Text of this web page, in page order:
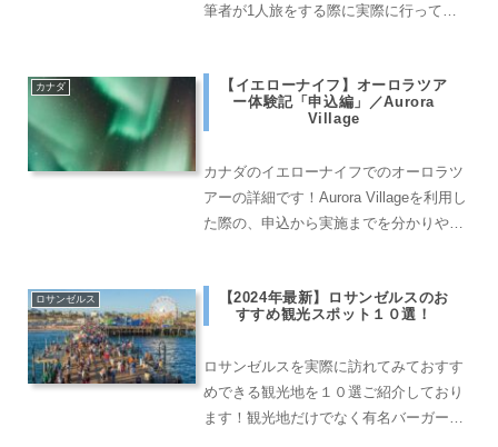
筆者が1人旅をする際に実際に行ってい
るはずです。
カナダ
【イエローナイフ】オーロラツア
ー体験記「申込編」／Aurora
Village
カナダのイエローナイフでのオーロラツ
アーの詳細です！Aurora Villageを利用し
た際の、申込から実施までを分かりやす
ロサンゼルス
【2024年最新】ロサンゼルスのお
すすめ観光スポット１０選！
ロサンゼルスを実際に訪れてみておすす
めできる観光地を１０選ご紹介しており
ます！観光地だけでなく有名バーガーシ